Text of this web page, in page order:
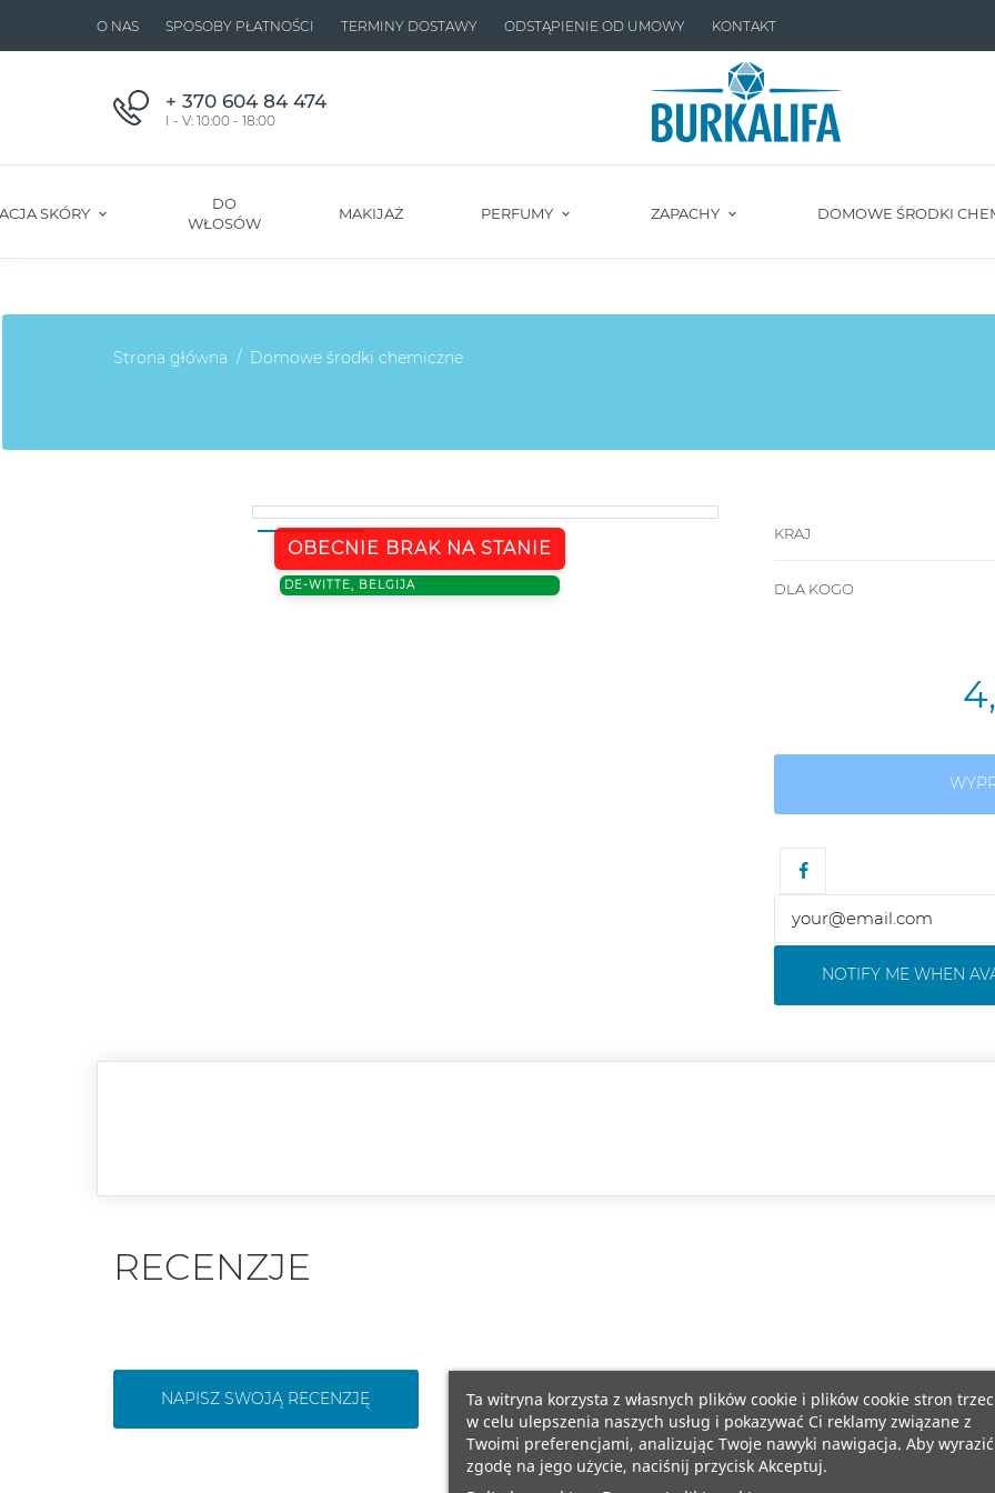
O NAS SPOSOBY PŁATNOŚCI TERMINY DOSTAWY ODSTĄPIENIE OD UMOWY KONTAKT
+ 370 604 84 474
I - V: 10:00 - 18:00
SKÓRY
DO
WŁOSÓW
MAKIJAŻ PERFUMY ZAPACHY DOMOWE ŚRODKI
Strona główna Domowe środki chemiczne
OBECNIE BRAK NA STANIE
DE-WITTE, BELGIJA
KRAJ
DLA KOGO
NOTIFY ME WHEN
RECENZJE
NAPISZ SWOJĄ RECENZJĘ
Ta witryna korzysta z własnych plików cookie i plików cookie stron
w celu ulepszenia naszych usług i pokazywać Ci reklamy związane z
Twoimi preferencjami, analizując Twoje nawyki nawigacja. Aby wyrazić
zgodę na jego użycie, naciśnij przycisk Akceptuj.